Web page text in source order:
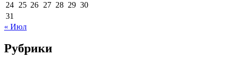
24 25 26 27 28 29 30
31
« Июл
Рубрики